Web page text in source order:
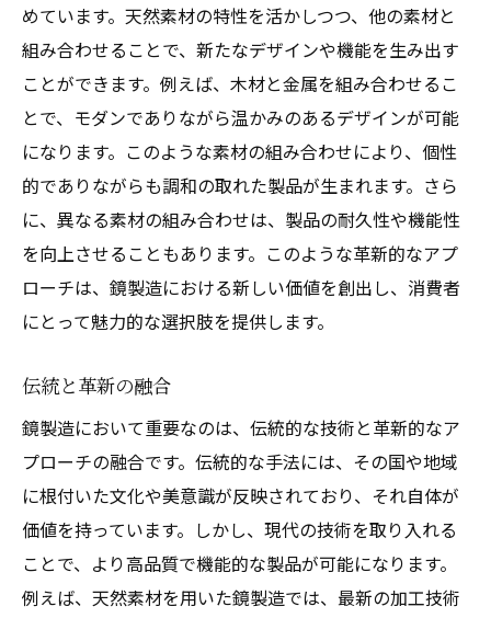
めています。天然素材の特性を活かしつつ、他の素材と
組み合わせることで、新たなデザインや機能を生み出す
ことができます。例えば、木材と金属を組み合わせるこ
とで、モダンでありながら温かみのあるデザインが可能
になります。このような素材の組み合わせにより、個性
的でありながらも調和の取れた製品が生まれます。さら
に、異なる素材の組み合わせは、製品の耐久性や機能性
を向上させることもあります。このような革新的なアプ
ローチは、鏡製造における新しい価値を創出し、消費者
にとって魅力的な選択肢を提供します。
伝統と革新の融合
鏡製造において重要なのは、伝統的な技術と革新的なア
プローチの融合です。伝統的な手法には、その国や地域
に根付いた文化や美意識が反映されており、それ自体が
価値を持っています。しかし、現代の技術を取り入れる
ことで、より高品質で機能的な製品が可能になります。
例えば、天然素材を用いた鏡製造では、最新の加工技術